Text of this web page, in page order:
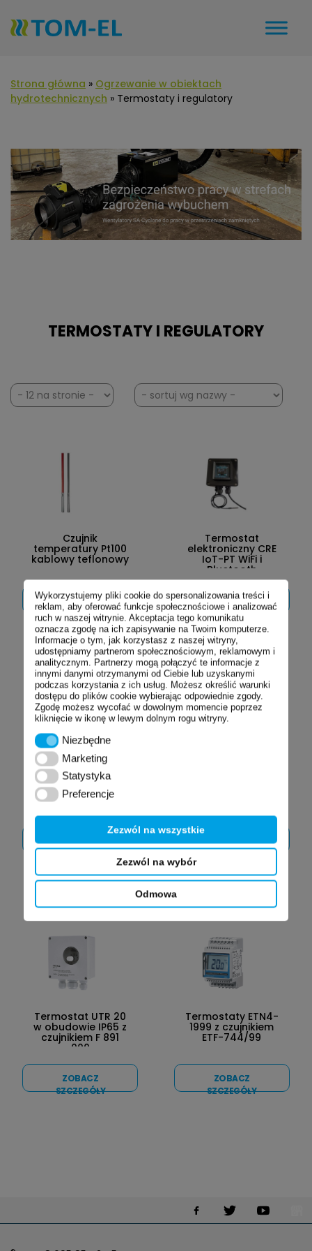
Wykorzystujemy pliki cookie do spersonalizowania treści i
reklam, aby oferować funkcje społecznościowe i analizować
ruch w naszej witrynie. Akceptacja tego komunikatu
oznacza zgodę na ich zapisywanie na Twoim komputerze.
Informacje o tym, jak korzystasz z naszej witryny,
udostępniamy partnerom społecznościowym, reklamowym i
analitycznym. Partnerzy mogą połączyć te informacje z
innymi danymi otrzymanymi od Ciebie lub uzyskanymi
podczas korzystania z ich usług. Możesz określić warunki
dostępu do plików cookie wybierając odpowiednie zgody.
Zgodę możesz wycofać w dowolnym momencie poprzez
kliknięcie w ikonę w lewym dolnym rogu witryny.
NiezbędneNiezbędne
MarketingMarketing
StatystykaStatystyka
PreferencjePreferencje
Zezwól na wszystkie
Zezwól na wybór
Odmowa
Strona główna » Ogrzewanie w obiektach
hydrotechnicznych » Termostaty i regulatory
TERMOSTATY I REGULATORY
Czujnik
temperatury Pt100
kablowy teflonowy
ZOBACZ
SZCZEGÓŁY
Termostat
elektroniczny CRE
IoT-PT WiFi i
Bluetooth
ZOBACZ
SZCZEGÓŁY
Termostat ELTC-21
na szynę DIN
SZCZEGÓŁY
SZCZEGÓŁY
Termostat UTR 20
w obudowie IP65 z
czujnikiem F 891
000
ZOBACZ
SZCZEGÓŁY
Termostaty ETN4-
1999 z czujnikiem
ETF-744/99
ZOBACZ
SZCZEGÓŁY